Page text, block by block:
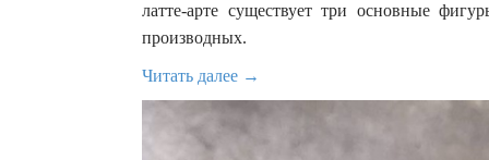
латте-арте существует три основные
производных.
Читать далее →